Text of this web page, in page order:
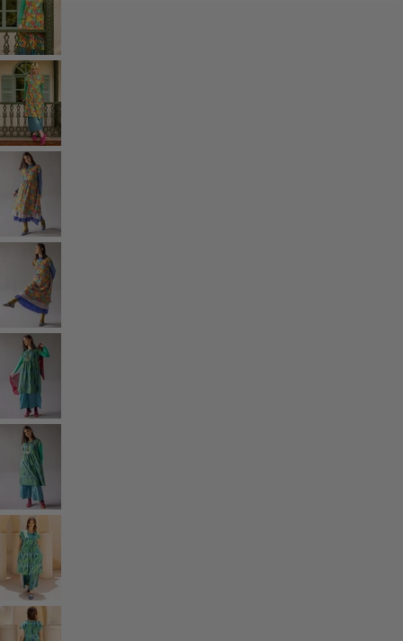
Inredning
Nyheter
All inredning
Gardiner
Kuddar & kuddfodral
Mattor
Frotté
Böcker
Tidigare favoriter
Badrum
Vardagsrum
Kök & matplats
Shoppa stilen
Klassisk och allmoge inredning